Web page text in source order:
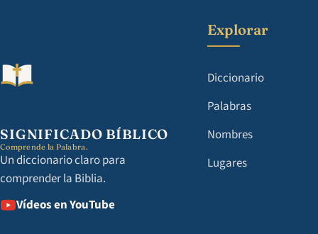
SIGNIFICADO BÍBLICO
Comprende la Palabra.
Un diccionario claro para
comprender la Biblia.
Vídeos en YouTube
Explorar
Diccionario
Palabras
Nombres
Lugares